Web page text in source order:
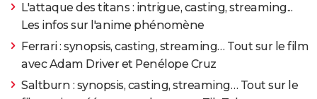
L'attaque des titans : intrigue, casting, streaming...
Les infos sur l'anime phénomène
Ferrari : synopsis, casting, streaming… Tout sur le film
avec Adam Driver et Penélope Cruz
Saltburn : synopsis, casting, streaming… Tout sur le